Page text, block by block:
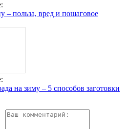
– польза, вред и пошаговое
на зиму – 5 способов заготовки